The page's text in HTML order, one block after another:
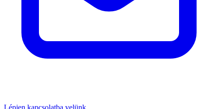
Lépjen kapcsolatba velünk